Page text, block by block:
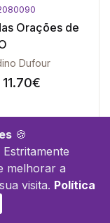
🍪
melhorar a
visita. Política
-10%
Orações de
Dufour
11.70€
O - Edição